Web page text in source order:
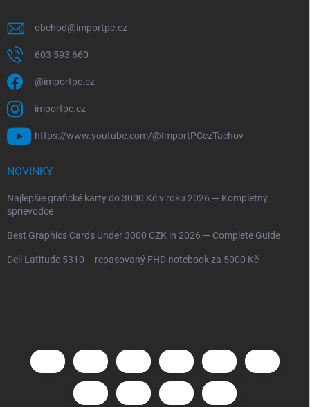
obchod@importpc.cz
603 593 660
@importpc.cz
importpc.cz
https://www.youtube.com/@ImportPCczTachov
NOVINKY
Najlepšie grafické karty do 3000 Kč v roku 2026 — Kompletný
sprievodce
Best Graphics Cards Under 3000 CZK in 2026 — Complete Guide
Dell Latitude 5310 – repasovaný FHD notebook za 5000 Kč